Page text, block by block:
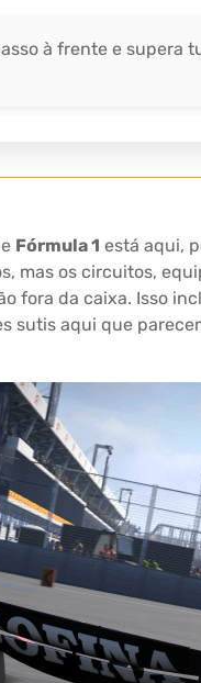
à frente e supera
Fórmula 1 está aqui,
mas os circuitos,
fora da caixa. Isso
sutis aqui que